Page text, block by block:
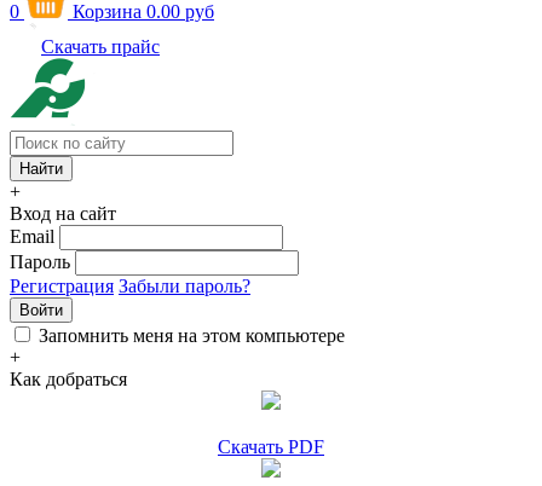
0 Корзина 0.00 руб
Скачать прайс
+
Вход на сайт
Email
Пароль
Регистрация Забыли пароль?
Войти
Запомнить меня на этом компьютере
+
Как добраться
Скачать PDF